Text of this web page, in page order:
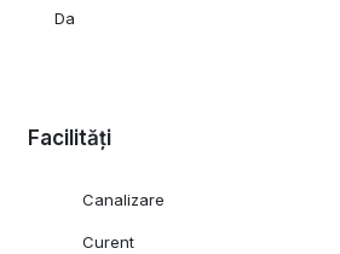
Da
Facilități
Canalizare
Curent